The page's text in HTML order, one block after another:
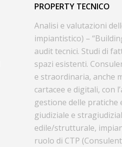
PROPERTY TECNICO
Analisi e valutazioni
impiantistico) –
audit tecnici. Studi di
spazi esistenti.
e straordinaria, anche
cartacee e digitali, con
gestione delle pratiche
giudiziale e
edile/strutturale,
ruolo di CTP